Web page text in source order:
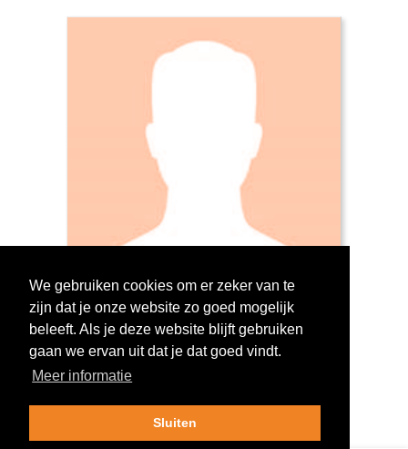
Log in om te stemmen!
We gebruiken cookies om er zeker van te
zijn dat je onze website zo goed mogelijk
beleeft. Als je deze website blijft gebruiken
gaan we ervan uit dat je dat goed vindt.
Meer informatie
Sluiten